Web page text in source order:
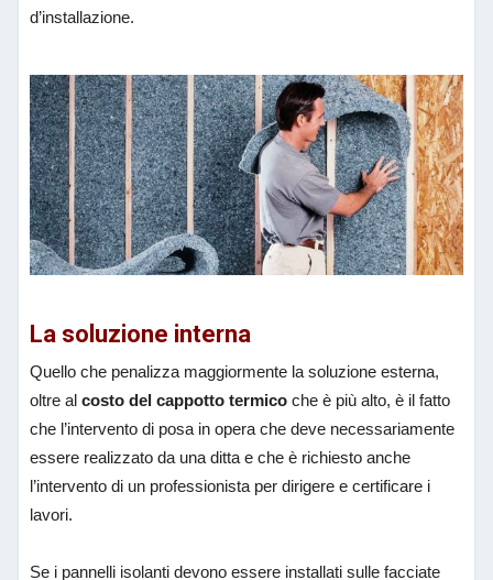
d’installazione.
La soluzione interna
Quello che penalizza maggiormente la soluzione esterna,
oltre alcosto del cappotto termico che è più alto, è il fatto
che l’intervento di posa in opera che deve necessariamente
essere realizzato da una ditta e che è richiesto anche
l’intervento di un professionista per dirigere e certificare i
lavori.
Se i pannelli isolanti devono essere installati sulle facciate